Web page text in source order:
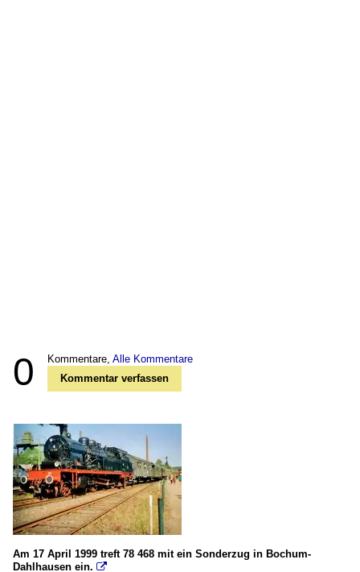
0 Kommentare, Alle Kommentare
Kommentar verfassen
Am 17 April 1999 treft 78 468 mit ein Sonderzug in Bochum-
Dahlhausen ein. 